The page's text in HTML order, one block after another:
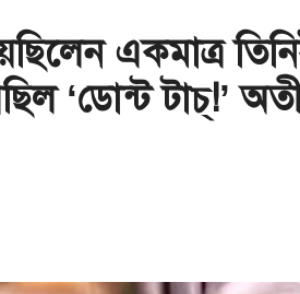
একমাত্র
‘ডোন্ট টাচ্!’